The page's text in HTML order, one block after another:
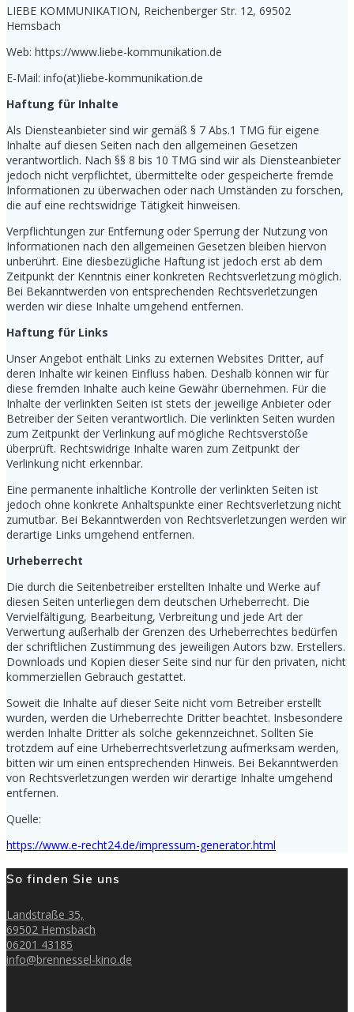
LIEBE KOMMUNIKATION, Reichenberger Str. 12, 69502
Hemsbach
Web: https://www.liebe-kommunikation.de
E-Mail: info(at)liebe-kommunikation.de
Haftung für Inhalte
Als Diensteanbieter sind wir gemäß § 7 Abs.1 TMG für eigene
Inhalte auf diesen Seiten nach den allgemeinen Gesetzen
verantwortlich. Nach §§ 8 bis 10 TMG sind wir als Diensteanbieter
jedoch nicht verpflichtet, übermittelte oder gespeicherte fremde
Informationen zu überwachen oder nach Umständen zu forschen,
die auf eine rechtswidrige Tätigkeit hinweisen.
Verpflichtungen zur Entfernung oder Sperrung der Nutzung von
Informationen nach den allgemeinen Gesetzen bleiben hiervon
unberührt. Eine diesbezügliche Haftung ist jedoch erst ab dem
Zeitpunkt der Kenntnis einer konkreten Rechtsverletzung möglich.
Bei Bekanntwerden von entsprechenden Rechtsverletzungen
werden wir diese Inhalte umgehend entfernen.
Haftung für Links
Unser Angebot enthält Links zu externen Websites Dritter, auf
deren Inhalte wir keinen Einfluss haben. Deshalb können wir für
diese fremden Inhalte auch keine Gewähr übernehmen. Für die
Inhalte der verlinkten Seiten ist stets der jeweilige Anbieter oder
Betreiber der Seiten verantwortlich. Die verlinkten Seiten wurden
zum Zeitpunkt der Verlinkung auf mögliche Rechtsverstöße
überprüft. Rechtswidrige Inhalte waren zum Zeitpunkt der
Verlinkung nicht erkennbar.
Eine permanente inhaltliche Kontrolle der verlinkten Seiten ist
jedoch ohne konkrete Anhaltspunkte einer Rechtsverletzung nicht
zumutbar. Bei Bekanntwerden von Rechtsverletzungen werden wir
derartige Links umgehend entfernen.
Urheberrecht
Die durch die Seitenbetreiber erstellten Inhalte und Werke auf
diesen Seiten unterliegen dem deutschen Urheberrecht. Die
Vervielfältigung, Bearbeitung, Verbreitung und jede Art der
Verwertung außerhalb der Grenzen des Urheberrechtes bedürfen
der schriftlichen Zustimmung des jeweiligen Autors bzw. Erstellers.
Downloads und Kopien dieser Seite sind nur für den privaten, nicht
kommerziellen Gebrauch gestattet.
Soweit die Inhalte auf dieser Seite nicht vom Betreiber erstellt
wurden, werden die Urheberrechte Dritter beachtet. Insbesondere
werden Inhalte Dritter als solche gekennzeichnet. Sollten Sie
trotzdem auf eine Urheberrechtsverletzung aufmerksam werden,
bitten wir um einen entsprechenden Hinweis. Bei Bekanntwerden
von Rechtsverletzungen werden wir derartige Inhalte umgehend
entfernen.
Quelle:
https://www.e-recht24.de/impressum-generator.html
So finden Sie uns
Landstraße 35,
69502 Hemsbach
06201 43185
info@brennessel-kino.de